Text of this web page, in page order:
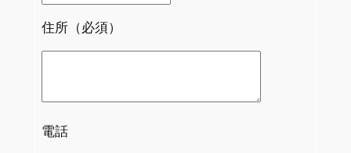
住所（必須）
電話